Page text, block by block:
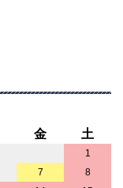
金 土
1
7
8